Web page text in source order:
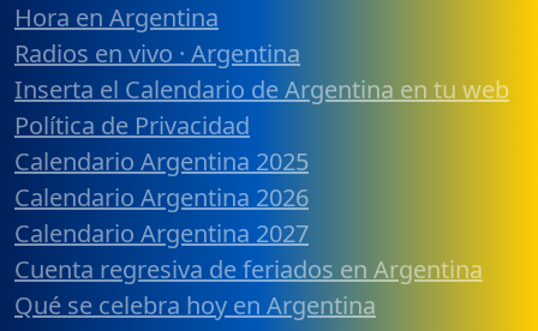
Hora en Argentina
Radios en vivo · Argentina
Inserta el Calendario de Argentina en tu web
Política de Privacidad
Calendario Argentina 2025
Calendario Argentina 2026
Calendario Argentina 2027
Cuenta regresiva de feriados en Argentina
Qué se celebra hoy en Argentina